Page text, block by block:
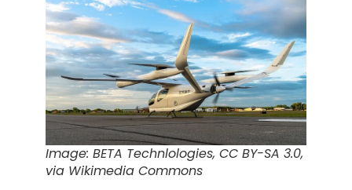
Image: BETA Technlologies, CC BY-SA 3.0,
via Wikimedia Commons